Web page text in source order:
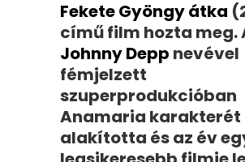
Fekete Gyöngy átka
című film hozta meg.
Johnny Depp nevével
fémjelzett
szuperprodukcióban
Anamaria karakterét
alakította és az év